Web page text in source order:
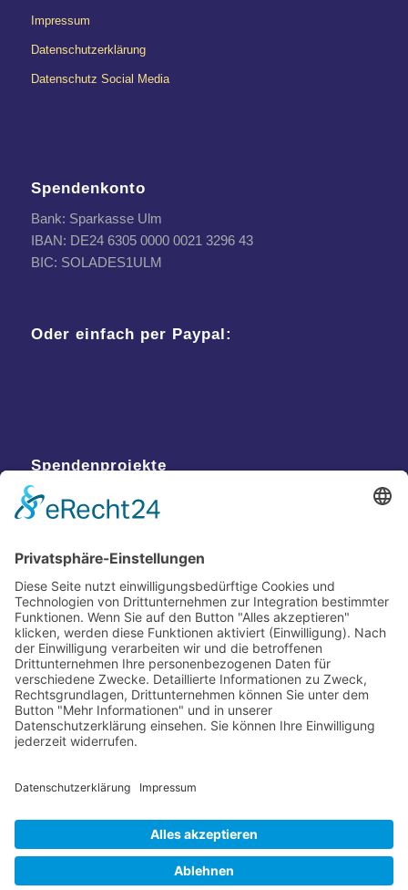
Impressum
Datenschutzerklärung
Datenschutz Social Media
Spendenkonto
Bank: Sparkasse Ulm
IBAN: DE24 6305 0000 0021 3296 43
BIC: SOLADES1ULM
Oder einfach per Paypal:
Spendenprojekte
Kontakt
Postanschrift
Traumkatzen e.V.